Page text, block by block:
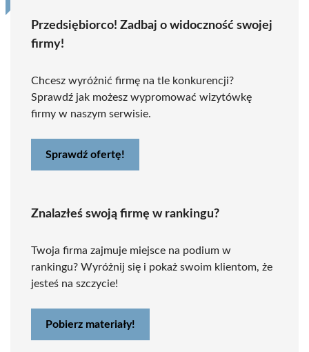
Przedsiębiorco! Zadbaj o widoczność swojej
firmy!
Chcesz wyróżnić firmę na tle konkurencji?
Sprawdź jak możesz wypromować wizytówkę
firmy w naszym serwisie.
Sprawdź ofertę!
Znalazłeś swoją firmę w rankingu?
Twoja firma zajmuje miejsce na podium w
rankingu? Wyróżnij się i pokaż swoim klientom, że
jesteś na szczycie!
Pobierz materiały!